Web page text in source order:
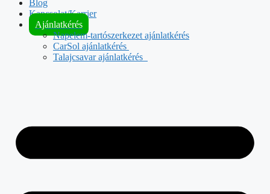
Blog
Kapcsolat/Karrier
Ajánlatkérés
Napelem-tartószerkezet ajánlatkérés
CarSol ajánlatkérés
Talajcsavar ajánlatkérés